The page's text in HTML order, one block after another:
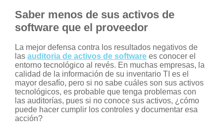
Saber menos de sus activos de
software que el proveedor
La mejor defensa contra los resultados negativos de
lasauditoria de activos de software es conocer el
entorno tecnológico al revés. En muchas empresas, la
calidad de la información de su inventario TI es el
mayor desafío, pero si no sabe cuáles son sus activos
tecnológicos, es probable que tenga problemas con
las auditorías, pues si no conoce sus activos, ¿cómo
puede hacer cumplir los controles y documentar esa
acción?